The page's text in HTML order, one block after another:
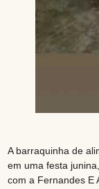
A barraquinha de
em uma festa
com a Fernandes E